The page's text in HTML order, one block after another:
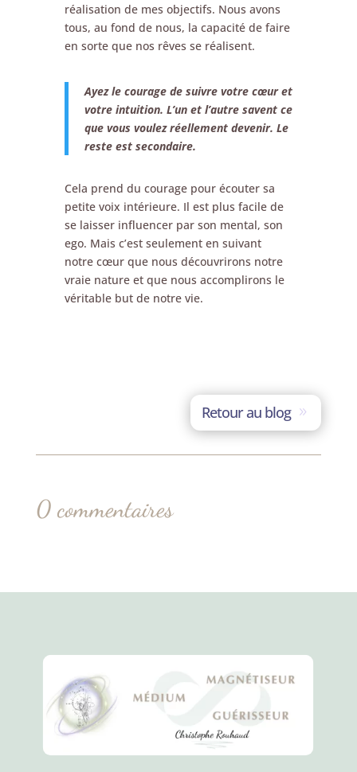
réalisation de mes objectifs. Nous avons
tous, au fond de nous, la capacité de faire
en sorte que nos rêves se réalisent.
Ayez le courage de suivre votre cœur et
votre intuition. L’un et l’autre savent ce
que vous voulez réellement devenir. Le
reste est secondaire.
Cela prend du courage pour écouter sa
petite voix intérieure. Il est plus facile de
se laisser influencer par son mental, son
ego. Mais c’est seulement en suivant
notre cœur que nous découvrirons notre
vraie nature et que nous accomplirons le
véritable but de notre vie.
Retour au blog
0 commentaires